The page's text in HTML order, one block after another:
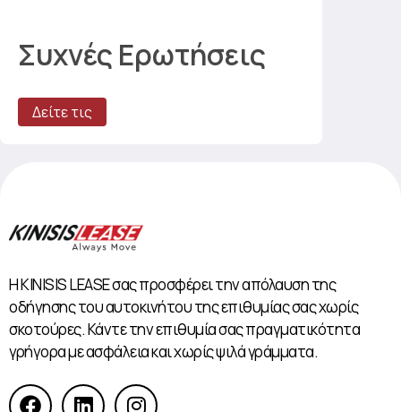
Συχνές Ερωτήσεις
Δείτε τις
Η KINISIS LEASE σας προσφέρει την απόλαυση της
οδήγησης του αυτοκινήτου της επιθυμίας σας χωρίς
σκοτούρες. Κάντε την επιθυμία σας πραγματικότητα
γρήγορα με ασφάλεια και χωρίς ψιλά γράμματα.